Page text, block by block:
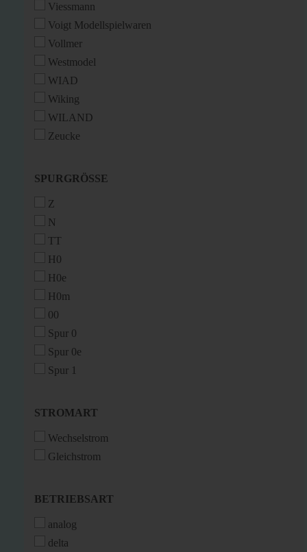
Viessmann
Voigt Modellspielwaren
Vollmer
Westmodel
WIAD
Wiking
WILAND
Zeucke
SPURGRÖSSE
SPURGRÖSSE
Z
N
TT
H0
H0e
H0m
00
Spur 0
Spur 0e
Spur 1
STROMART
STROMART
Wechselstrom
Gleichstrom
BETRIEBSART
BETRIEBSART
analog
delta